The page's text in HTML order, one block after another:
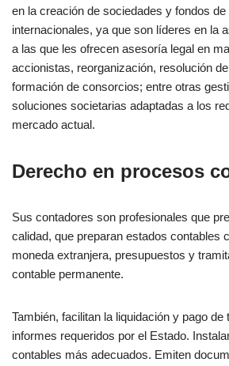
en la creación de sociedades y fondos
internacionales, ya que son líderes en la
a las que les ofrecen asesoría legal en
accionistas, reorganización, resolución
formación de consorcios; entre otras
soluciones societarias adaptadas a los
mercado actual.
Derecho en procesos
Sus contadores son profesionales que
calidad, que preparan estados contables
moneda extranjera, presupuestos y
contable permanente.
También, facilitan la liquidación y pago de
informes requeridos por el Estado.
contables más adecuados. Emiten